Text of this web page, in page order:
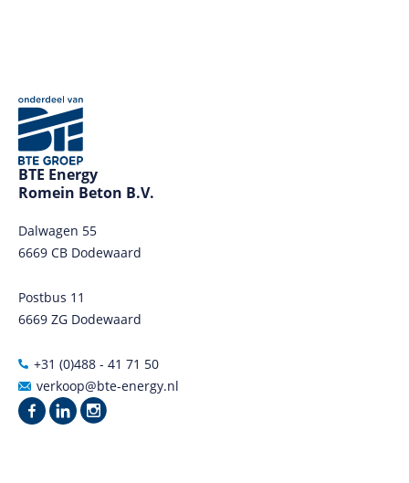
BTE Energy
Romein Beton B.V.
Dalwagen 55
6669 CB Dodewaard
Postbus 11
6669 ZG Dodewaard
+31 (0)488 - 41 71 50
verkoop@bte-energy.nl